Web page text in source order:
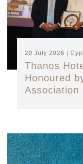
20 July 2026 |
Thanos
Honoured
Association